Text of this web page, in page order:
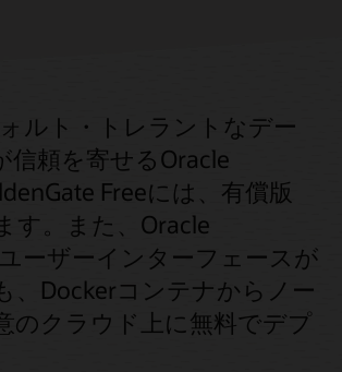
ルト・トレラントなデー
信頼を寄せるOracle
Freeには、有償版
す。また、Oracle
ーザーインターフェースが
、Dockerコンテナからノー
のクラウド上に無料でデプ